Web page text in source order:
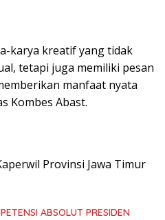
karya kreatif yang tidak
tetapi juga memiliki pesan
manfaat nyata
Kombes Abast.
Provinsi Jawa Timur
ABSOLUT PRESIDEN